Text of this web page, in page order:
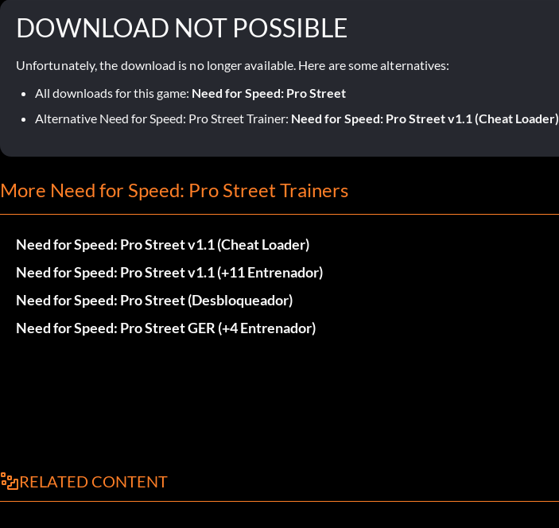
DOWNLOAD NOT POSSIBLE
Unfortunately, the download is no longer available. Here are some alternatives:
All downloads for this game: Need for Speed: Pro Street
Alternative Need for Speed: Pro Street Trainer: Need for Speed: Pro Street v1.1 (Cheat Loader)
More Need for Speed: Pro Street Trainers
Need for Speed: Pro Street v1.1 (Cheat Loader)
Need for Speed: Pro Street v1.1 (+11 Entrenador)
Need for Speed: Pro Street (Desbloqueador)
Need for Speed: Pro Street GER (+4 Entrenador)
RELATED CONTENT